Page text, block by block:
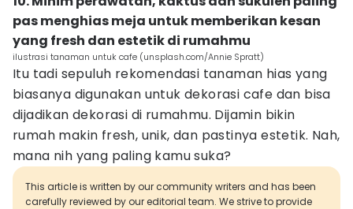
pas menghias meja untuk memberikan kesan
yang fresh dan estetik di rumahmu
ilustrasi tanaman untuk cafe (unsplash.com/Annie Spratt)
Itu tadi sepuluh rekomendasi tanaman hias yang
biasanya digunakan untuk dekorasi cafe dan bisa
dijadikan dekorasi di rumahmu. Dijamin bikin
rumah makin fresh, unik, dan pastinya estetik. Nah,
mana nih yang paling kamu suka?
This article is written by our community writers and has been
carefully reviewed by our editorial team. We strive to provide